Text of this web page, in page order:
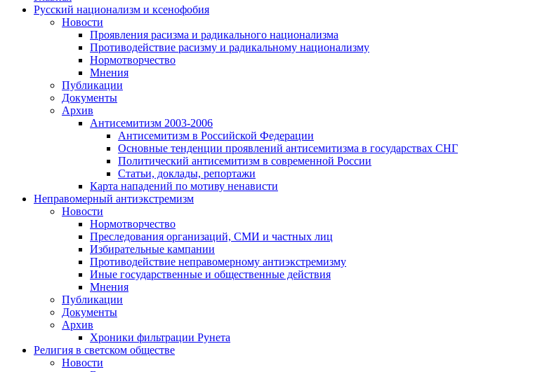
Русский национализм и ксенофобия
Новости
Проявления расизма и радикального национализма
Противодействие расизму и радикальному национализму
Нормотворчество
Мнения
Публикации
Документы
Архив
Антисемитизм 2003-2006
Антисемитизм в Российской Федерации
Основные тенденции проявлений антисемитизма в государствах СНГ
Политический антисемитизм в современной России
Статьи, доклады, репортажи
Карта нападений по мотиву ненависти
Неправомерный антиэкстремизм
Новости
Нормотворчество
Преследования организаций, СМИ и частных лиц
Избирательные кампании
Противодействие неправомерному антиэкстремизму
Иные государственные и общественные действия
Мнения
Публикации
Документы
Архив
Хроники фильтрации Рунета
Религия в светском обществе
Новости